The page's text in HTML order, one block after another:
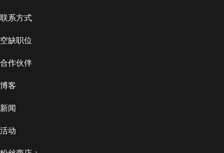
联系方式
空缺职位
合作伙伴
博客
新闻
活动